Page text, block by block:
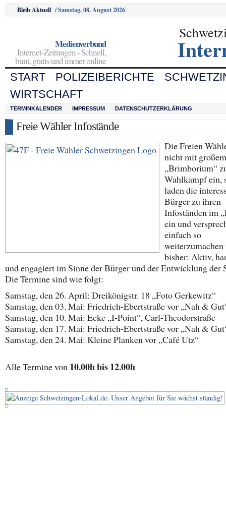
Bleib Aktuell /Samstag, 08. August 2026
Medienverbund
Internet-Zeitungen - Schnell,
bunt, gratis und immer online
START POLIZEIBERICHTE
WIRTSCHAFT
TERMINKALENDER IMPRESSUM DATENSCHUTZERKLÄRUNG
Freie Wähler Infostände
Die Freien
nicht mit großem
„Brimborium“
Wahlkampf ein,
laden die
Bürger zu ihren
Infoständen im
ein und
einfach so
bisher: Aktiv,
und engagiert im Sinne der Bürger und der Entwicklung der
Die Termine sind wie folgt:
Samstag, den 26. April: Dreikönigstr. 18 „Foto Gerkewitz“
Samstag, den 03. Mai: Friedrich-Ebertstraße vor „Nah &
Samstag, den 10. Mai: Ecke „I-Point“, Carl-Theodorstraße
Samstag, den 17. Mai: Friedrich-Ebertstraße vor „Nah &
Samstag, den 24. Mai: Kleine Planken vor „Café Utz“
Alle Termine von 10.00h bis 12.00h